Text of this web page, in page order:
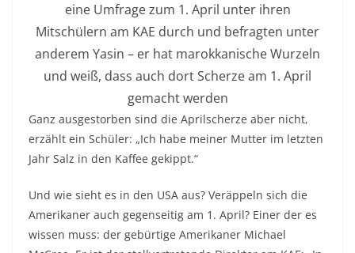
eine Umfrage zum 1. April unter ihren
Mitschülern am KAE durch und befragten unter
anderem Yasin – er hat marokkanische Wurzeln
und weiß, dass auch dort Scherze am 1. April
gemacht werden
Ganz ausgestorben sind die Aprilscherze aber nicht,
erzählt ein Schüler: „Ich habe meiner Mutter im letzten
Jahr Salz in den Kaffee gekippt.“
Und wie sieht es in den USA aus? Veräppeln sich die
Amerikaner auch gegenseitig am 1. April? Einer der es
wissen muss: der gebürtige Amerikaner Michael